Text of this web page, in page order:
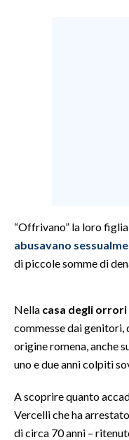
SPETTACOLI
SALUTE
SARDEGNA TURISMO
NOTIZIE
EVENTI
“Offrivano” la loro
abusavano
di piccole somme di
Nella casa degli orrori
commesse dai genitori,
origine romena, anche
uno e due anni colpiti
A scoprire quanto
Vercelli che ha
di circa 70 anni –